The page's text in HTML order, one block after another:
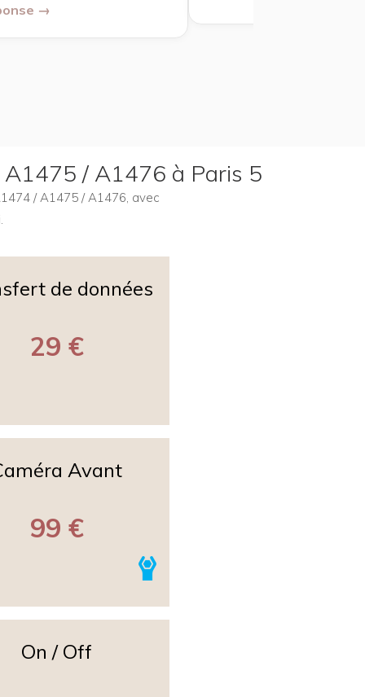
→
A1475 / A1476 à Paris 5
/ A1475 / A1476, avec
de données
29 €
Avant
99 €
On / Off